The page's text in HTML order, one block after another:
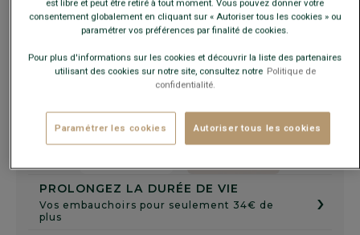
Voir la disponibilité en magasin
(commandez avant 14h)
30 jours pour changer d'avis !
PROLONGEZ LA DURÉE DE VIE
Vos embauchoirs pour seulement 34€ de
plus
›
+
est libre et peut être retiré à tout moment. Vous pouvez donner votre
consentement globalement en cliquant sur « Autoriser tous les cookies » ou
paramétrer vos préférences par finalité de cookies.
Pour plus d'informations sur les cookies et découvrir la liste des partenaires
utilisant des cookies sur notre site, consultez notre Politique de
confidentialité.
Paramétrer les cookies Autoriser tous les cookies